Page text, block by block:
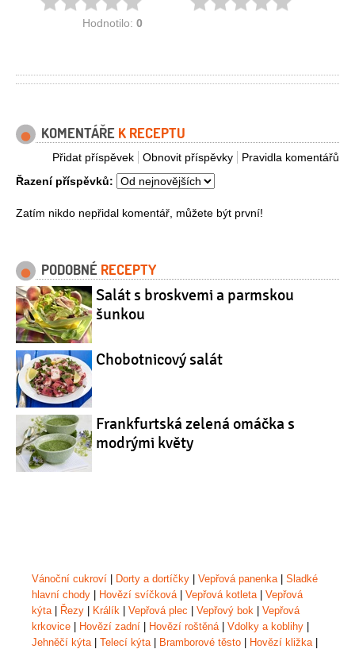
Hodnotilo: 0
KOMENTÁŘE K RECEPTU
Pravidla komentářů
Obnovit příspěvky
Přidat příspěvek
Řazení příspěvků:
Zatím nikdo nepřidal komentář, můžete být první!
PODOBNÉ RECEPTY
Salát s broskvemi a parmskou
šunkou
Chobotnicový salát
Frankfurtská zelená omáčka s
modrými květy
Vánoční cukroví | Dorty a dortíčky | Vepřová panenka | Sladké
hlavní chody | Hovězí svíčková | Vepřová kotleta | Vepřová
kýta | Řezy | Králík | Vepřová plec | Vepřový bok | Vepřová
krkovice | Hovězí zadní | Hovězí roštěná | Vdolky a koblihy |
Jehněčí kýta | Telecí kýta | Bramborové těsto | Hovězí kližka |